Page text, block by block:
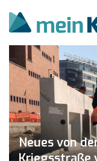
Neues von